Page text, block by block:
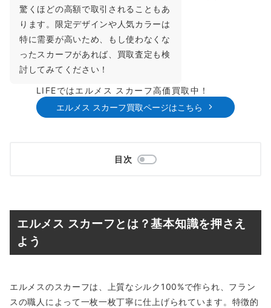
驚くほどの高額で取引されることもあ
ります。限定デザインや人気カラーは
特に需要が高いため、もし使わなくな
ったスカーフがあれば、買取査定も検
討してみてください！
LIFEではエルメス スカーフ高価買取中！
エルメス スカーフ買取ページはこちら
目次
エルメス スカーフとは？基本知識を押さえ
よう
エルメスのスカーフは、上質なシルク100%で作られ、フラン
スの職人によって一枚一枚丁寧に仕上げられています。特徴的